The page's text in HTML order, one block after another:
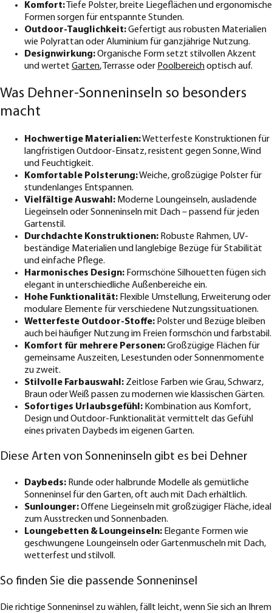
Komfort: Tiefe Polster, breite Liegeflächen und ergonomische
Formen sorgen für entspannte Stunden.
Outdoor-Tauglichkeit:Gefertigt aus robusten Materialien
wie Polyrattan oder Aluminium für ganzjährige Nutzung.
Designwirkung:Organische Form setzt stilvollen Akzent
und wertet Garten, Terrasse oder Poolbereichoptisch auf.
Was Dehner-Sonneninseln so besonders
macht
Hochwertige Materialien:Wetterfeste Konstruktionen für
langfristigen Outdoor-Einsatz, resistent gegen Sonne, Wind
und Feuchtigkeit.
Komfortable Polsterung:Weiche, großzügige Polster für
stundenlanges Entspannen.
Vielfältige Auswahl: Moderne Loungeinseln, ausladende
Liegeinseln oder Sonneninseln mit Dach – passend für jeden
Gartenstil.
Durchdachte Konstruktionen: Robuste Rahmen, UV-
beständige Materialien und langlebige Bezüge für Stabilität
und einfache Pflege.
Harmonisches Design: Formschöne Silhouetten fügen sich
elegant in unterschiedliche Außenbereiche ein.
Hohe Funktionalität: Flexible Umstellung, Erweiterung oder
modulare Elemente für verschiedene Nutzungssituationen.
Wetterfeste Outdoor-Stoffe: Polster und Bezüge bleiben
auch bei häufiger Nutzung im Freien formschön und farbstabil.
Komfort für mehrere Personen:Großzügige Flächen für
gemeinsame Auszeiten, Lesestunden oder Sonnenmomente
zu zweit.
Stilvolle Farbauswahl: Zeitlose Farben wie Grau, Schwarz,
Braun oder Weiß passen zu modernen wie klassischen Gärten.
Sofortiges Urlaubsgefühl: Kombination aus Komfort,
Design und Outdoor-Funktionalität vermittelt das Gefühl
eines privaten Daybeds im eigenen Garten.
Diese Arten von Sonneninseln gibt es bei Dehner
Daybeds: Runde oder halbrunde Modelle als gemütliche
Sonneninsel für den Garten, oft auch mit Dach erhältlich.
Sunlounger:Offene Liegeinseln mit großzügiger Fläche, ideal
zum Ausstrecken und Sonnenbaden.
Loungebetten & Loungeinseln: Elegante Formen wie
geschwungene Loungeinseln oder Gartenmuscheln mit Dach,
wetterfest und stilvoll.
So finden Sie die passende Sonneninsel
Die richtige Sonneninsel zu wählen, fällt leicht, wenn Sie sich an Ihrem